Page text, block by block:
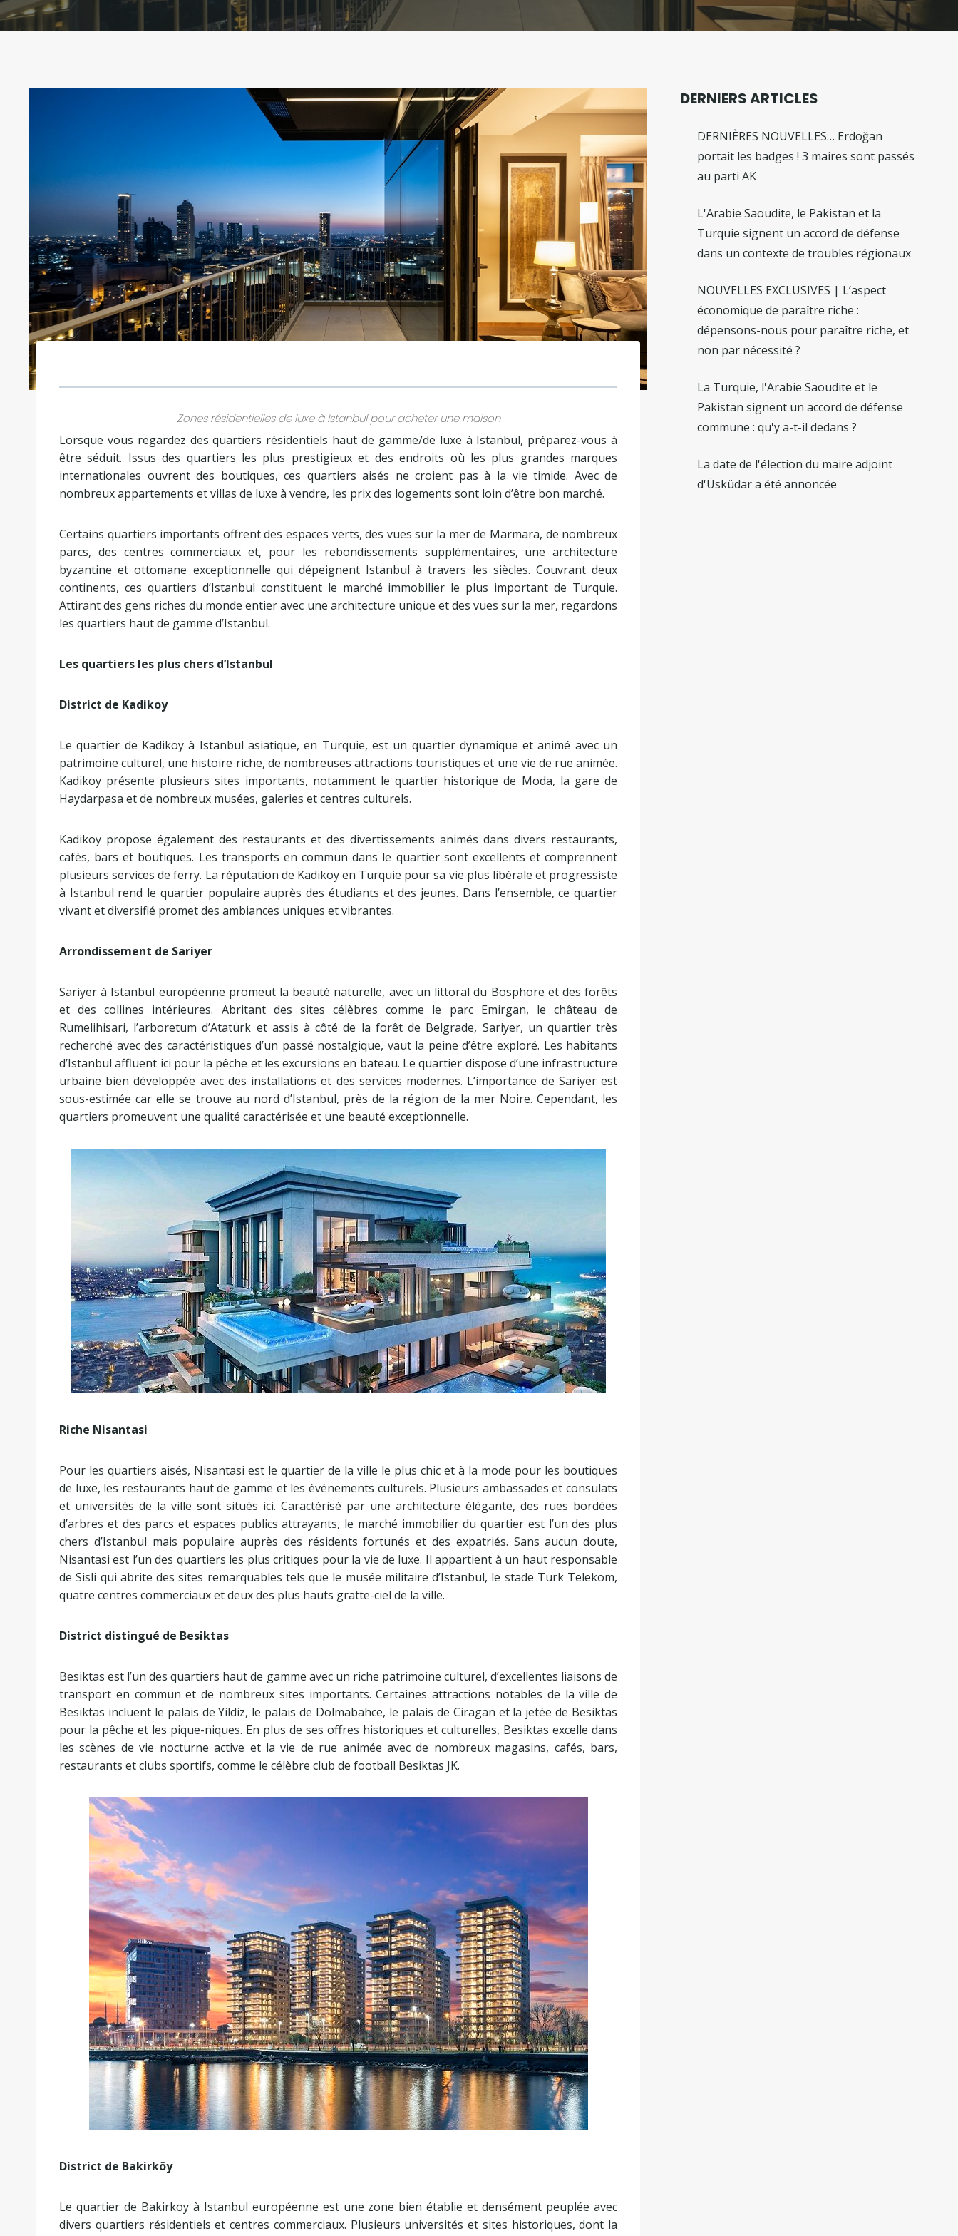
Zones résidentielles de luxe à Istanbul pour acheter une maison
Lorsque vous regardez des quartiers résidentiels haut de gamme/de luxe à Istanbul, préparez-vous à
être séduit. Issus des quartiers les plus prestigieux et des endroits où les plus grandes marques
internationales ouvrent des boutiques, ces quartiers aisés ne croient pas à la vie timide. Avec de
nombreux appartements et villas de luxe à vendre, les prix des logements sont loin d’être bon marché.
Certains quartiers importants offrent des espaces verts, des vues sur la mer de Marmara, de nombreux
parcs, des centres commerciaux et, pour les rebondissements supplémentaires, une architecture
byzantine et ottomane exceptionnelle qui dépeignent Istanbul à travers les siècles. Couvrant deux
continents, ces quartiers d’Istanbul constituent le marché immobilier le plus important de Turquie.
Attirant des gens riches du monde entier avec une architecture unique et des vues sur la mer, regardons
les quartiers haut de gamme d’Istanbul.
Les quartiers les plus chers d’Istanbul
District de Kadikoy
Le quartier de Kadikoy à Istanbul asiatique, en Turquie, est un quartier dynamique et animé avec un
patrimoine culturel, une histoire riche, de nombreuses attractions touristiques et une vie de rue animée.
Kadikoy présente plusieurs sites importants, notamment le quartier historique de Moda, la gare de
Haydarpasa et de nombreux musées, galeries et centres culturels.
Kadikoy propose également des restaurants et des divertissements animés dans divers restaurants,
cafés, bars et boutiques. Les transports en commun dans le quartier sont excellents et comprennent
plusieurs services de ferry. La réputation de Kadikoy en Turquie pour sa vie plus libérale et progressiste
à Istanbul rend le quartier populaire auprès des étudiants et des jeunes. Dans l’ensemble, ce quartier
vivant et diversifié promet des ambiances uniques et vibrantes.
Arrondissement de Sariyer
Sariyer à Istanbul européenne promeut la beauté naturelle, avec un littoral du Bosphore et des forêts
et des collines intérieures. Abritant des sites célèbres comme le parc Emirgan, le château de
Rumelihisari, l’arboretum d’Atatürk et assis à côté de la forêt de Belgrade, Sariyer, un quartier très
recherché avec des caractéristiques d’un passé nostalgique, vaut la peine d’être exploré. Les habitants
d’Istanbul affluent ici pour la pêche et les excursions en bateau. Le quartier dispose d’une infrastructure
urbaine bien développée avec des installations et des services modernes. L’importance de Sariyer est
sous-estimée car elle se trouve au nord d’Istanbul, près de la région de la mer Noire. Cependant, les
quartiers promeuvent une qualité caractérisée et une beauté exceptionnelle.
Riche Nisantasi
Pour les quartiers aisés, Nisantasi est le quartier de la ville le plus chic et à la mode pour les boutiques
de luxe, les restaurants haut de gamme et les événements culturels. Plusieurs ambassades et consulats
et universités de la ville sont situés ici. Caractérisé par une architecture élégante, des rues bordées
d’arbres et des parcs et espaces publics attrayants, le marché immobilier du quartier est l’un des plus
chers d’Istanbul mais populaire auprès des résidents fortunés et des expatriés. Sans aucun doute,
Nisantasi est l’un des quartiers les plus critiques pour la vie de luxe. Il appartient à un haut responsable
de Sisli qui abrite des sites remarquables tels que le musée militaire d’Istanbul, le stade Turk Telekom,
quatre centres commerciaux et deux des plus hauts gratte-ciel de la ville.
District distingué de Besiktas
Besiktas est l’un des quartiers haut de gamme avec un riche patrimoine culturel, d’excellentes liaisons de
transport en commun et de nombreux sites importants. Certaines attractions notables de la ville de
Besiktas incluent le palais de Yildiz, le palais de Dolmabahce, le palais de Ciragan et la jetée de Besiktas
pour la pêche et les pique-niques. En plus de ses offres historiques et culturelles, Besiktas excelle dans
les scènes de vie nocturne active et la vie de rue animée avec de nombreux magasins, cafés, bars,
restaurants et clubs sportifs, comme le célèbre club de football Besiktas JK.
District de Bakirköy
Le quartier de Bakirkoy à Istanbul européenne est une zone bien établie et densément peuplée avec
divers quartiers résidentiels et centres commerciaux. Plusieurs universités et sites historiques, dont la
DERNIERS ARTICLES
DERNIÈRES NOUVELLES… Erdoğan
portait les badges ! 3 maires sont passés
au parti AK
L'Arabie Saoudite, le Pakistan et la
Turquie signent un accord de défense
dans un contexte de troubles régionaux
NOUVELLES EXCLUSIVES | L’aspect
économique de paraître riche :
dépensons-nous pour paraître riche, et
non par nécessité ?
La Turquie, l'Arabie Saoudite et le
Pakistan signent un accord de défense
commune : qu'y a-t-il dedans ?
La date de l'élection du maire adjoint
d'Üsküdar a été annoncée